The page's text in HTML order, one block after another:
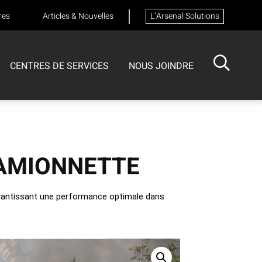
Articles & Nouvelles L’Arsenal Solutions
CENTRES DE SERVICES NOUS JOINDRE
une performance optimale dans